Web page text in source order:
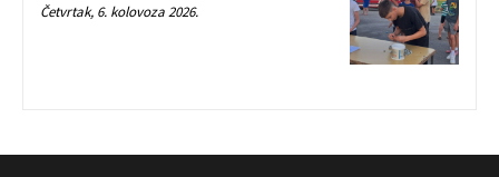
Četvrtak, 6. kolovoza 2026.